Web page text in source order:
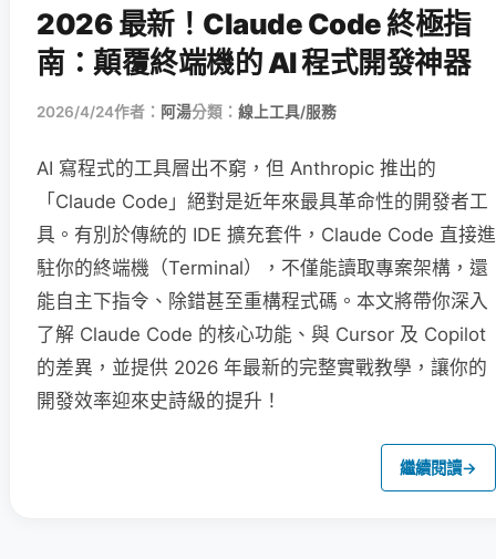
2026 最新！Claude Code 終極指
南：顛覆終端機的 AI 程式開發神器
2026/4/24作者： 阿湯分類： 線上工具/服務
AI 寫程式的工具層出不窮，但 Anthropic 推出的
「Claude Code」絕對是近年來最具革命性的開發者工
具。有別於傳統的 IDE 擴充套件，Claude Code 直接進
駐你的終端機（Terminal），不僅能讀取專案架構，還
能自主下指令、除錯甚至重構程式碼。本文將帶你深入
了解 Claude Code 的核心功能、與 Cursor 及 Copilot
的差異，並提供 2026 年最新的完整實戰教學，讓你的
開發效率迎來史詩級的提升！
繼續閱讀→